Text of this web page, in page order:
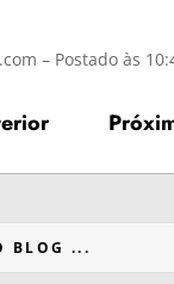
– Postado às